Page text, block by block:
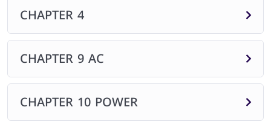
CHAPTER 4
CHAPTER 9 AC
CHAPTER 10 POWER